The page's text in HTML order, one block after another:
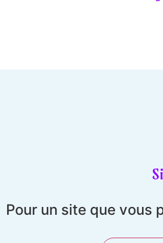
Pour un site que vous